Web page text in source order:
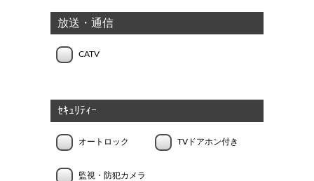
放送・通信
CATV
ｾｷｭﾘﾃｨｰ
オートロック TVドアホン付き
監視・防犯カメラ